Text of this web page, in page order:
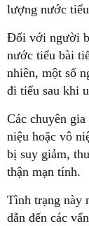
lượng nước
Đối với người
nước tiểu bài
nhiên, một số
đi tiểu sau khi
Các chuyên
niệu hoặc vô
bị suy giảm,
thận mạn tính.
Tình trạng này
dẫn đến các